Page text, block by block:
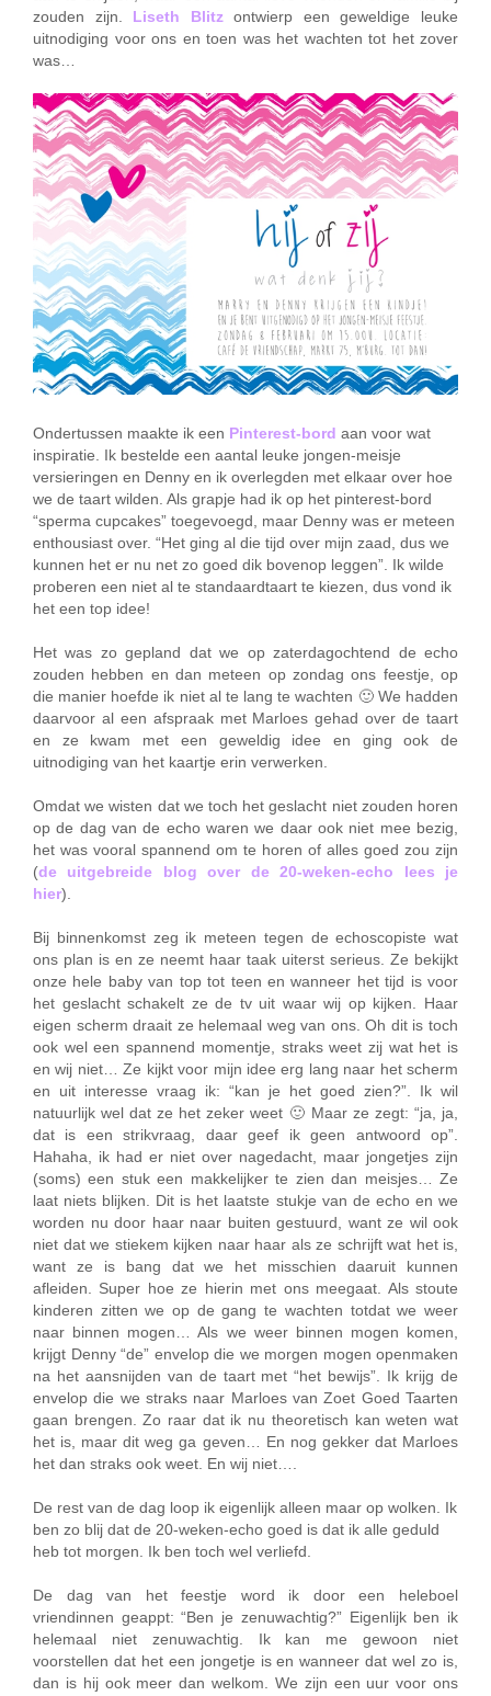
zouden zijn. Liseth Blitz ontwierp een geweldige leuke
uitnodiging voor ons en toen was het wachten tot het zover
was…
Ondertussen maakte ik een Pinterest-bord aan voor wat
inspiratie. Ik bestelde een aantal leuke jongen-meisje
versieringen en Denny en ik overlegden met elkaar over hoe
we de taart wilden. Als grapje had ik op het pinterest-bord
“sperma cupcakes” toegevoegd, maar Denny was er meteen
enthousiast over. “Het ging al die tijd over mijn zaad, dus we
kunnen het er nu net zo goed dik bovenop leggen”. Ik wilde
proberen een niet al te standaardtaart te kiezen, dus vond ik
het een top idee!
Het was zo gepland dat we op zaterdagochtend de echo
zouden hebben en dan meteen op zondag ons feestje, op
die manier hoefde ik niet al te lang te wachten 🙂 We hadden
daarvoor al een afspraak met Marloes gehad over de taart
en ze kwam met een geweldig idee en ging ook de
uitnodiging van het kaartje erin verwerken.
Omdat we wisten dat we toch het geslacht niet zouden horen
op de dag van de echo waren we daar ook niet mee bezig,
het was vooral spannend om te horen of alles goed zou zijn
(de uitgebreide blog over de 20-weken-echo lees je
hier).
Bij binnenkomst zeg ik meteen tegen de echoscopiste wat
ons plan is en ze neemt haar taak uiterst serieus. Ze bekijkt
onze hele baby van top tot teen en wanneer het tijd is voor
het geslacht schakelt ze de tv uit waar wij op kijken. Haar
eigen scherm draait ze helemaal weg van ons. Oh dit is toch
ook wel een spannend momentje, straks weet zij wat het is
en wij niet… Ze kijkt voor mijn idee erg lang naar het scherm
en uit interesse vraag ik: “kan je het goed zien?”. Ik wil
natuurlijk wel dat ze het zeker weet 🙂 Maar ze zegt: “ja, ja,
dat is een strikvraag, daar geef ik geen antwoord op”.
Hahaha, ik had er niet over nagedacht, maar jongetjes zijn
(soms) een stuk een makkelijker te zien dan meisjes… Ze
laat niets blijken. Dit is het laatste stukje van de echo en we
worden nu door haar naar buiten gestuurd, want ze wil ook
niet dat we stiekem kijken naar haar als ze schrijft wat het is,
want ze is bang dat we het misschien daaruit kunnen
afleiden. Super hoe ze hierin met ons meegaat. Als stoute
kinderen zitten we op de gang te wachten totdat we weer
naar binnen mogen… Als we weer binnen mogen komen,
krijgt Denny “de” envelop die we morgen mogen openmaken
na het aansnijden van de taart met “het bewijs”. Ik krijg de
envelop die we straks naar Marloes van Zoet Goed Taarten
gaan brengen. Zo raar dat ik nu theoretisch kan weten wat
het is, maar dit weg ga geven… En nog gekker dat Marloes
het dan straks ook weet. En wij niet….
De rest van de dag loop ik eigenlijk alleen maar op wolken. Ik
ben zo blij dat de 20-weken-echo goed is dat ik alle geduld
heb tot morgen. Ik ben toch wel verliefd.
De dag van het feestje word ik door een heleboel
vriendinnen geappt: “Ben je zenuwachtig?” Eigenlijk ben ik
helemaal niet zenuwachtig. Ik kan me gewoon niet
voorstellen dat het een jongetje is en wanneer dat wel zo is,
dan is hij ook meer dan welkom. We zijn een uur voor ons